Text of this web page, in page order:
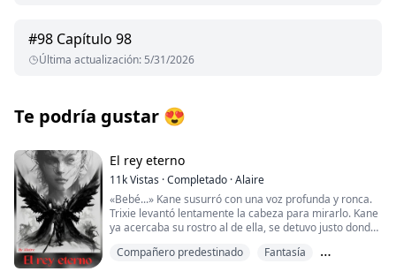
#98 Capítulo 98
Última actualización: 5/31/2026
Te podría gustar 😍
El rey eterno
11kVistas ·Completado ·Alaire
«Bebé...» Kane susurró con una voz profunda y ronca.
Trixie levantó lentamente la cabeza para mirarlo. Kane
ya acercaba su rostro al de ella, se detuvo justo donde
ojos, se inclinó más y presionó suavemente sus labios
Compañero predestinado
Fantasía